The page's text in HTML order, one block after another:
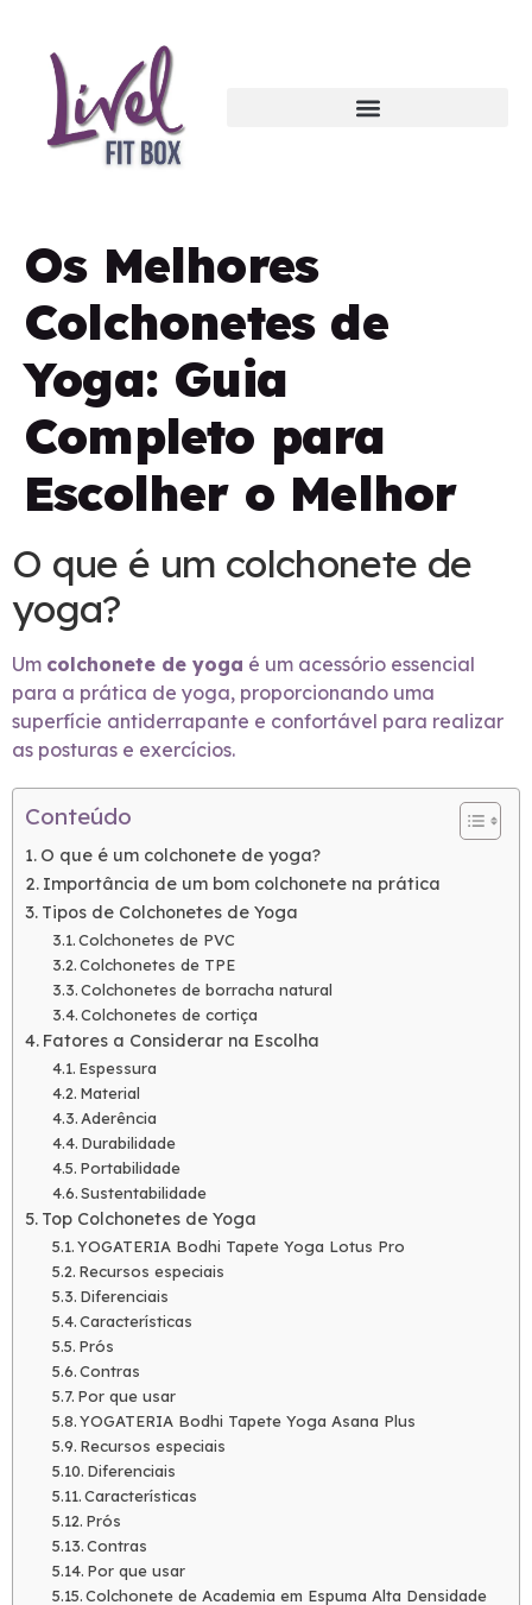
Os Melhores
Colchonetes de
Yoga: Guia
Completo para
Escolher o Melhor
O que é um colchonete de
yoga?
Um colchonete de yoga é um acessório essencial
para a prática de yoga, proporcionando uma
superfície antiderrapante e confortável para realizar
as posturas e exercícios.
Conteúdo
O que é um colchonete de yoga?
Importância de um bom colchonete na prática
Tipos de Colchonetes de Yoga
Colchonetes de PVC
Colchonetes de TPE
Colchonetes de borracha natural
Colchonetes de cortiça
Fatores a Considerar na Escolha
Espessura
Material
Aderência
Durabilidade
Portabilidade
Sustentabilidade
Top Colchonetes de Yoga
YOGATERIA Bodhi Tapete Yoga Lotus Pro
Recursos especiais
Diferenciais
Características
Prós
Contras
Por que usar
YOGATERIA Bodhi Tapete Yoga Asana Plus
Recursos especiais
Diferenciais
Características
Prós
Contras
Por que usar
Colchonete de Academia em Espuma Alta Densidade